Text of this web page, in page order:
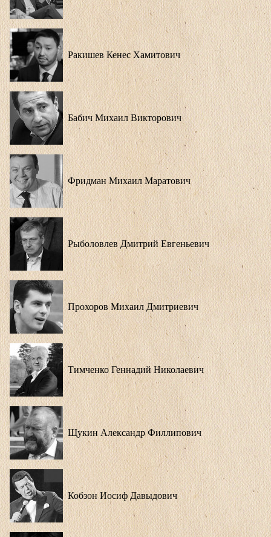
Ракишев Кенес Хамитович
Бабич Михаил Викторович
Фридман Михаил Маратович
Рыболовлев Дмитрий Евгеньевич
Прохоров Михаил Дмитриевич
Тимченко Геннадий Николаевич
Щукин Александр Филлипович
Кобзон Иосиф Давыдович